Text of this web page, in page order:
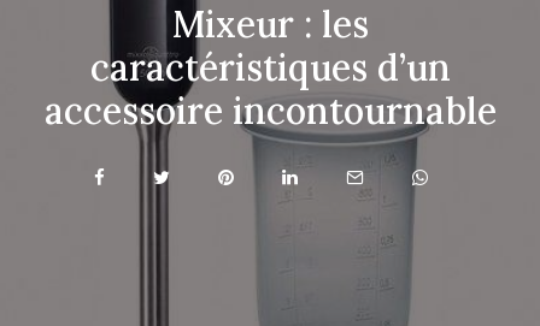
Mixeur : les
caractéristiques d’un
accessoire incontournable